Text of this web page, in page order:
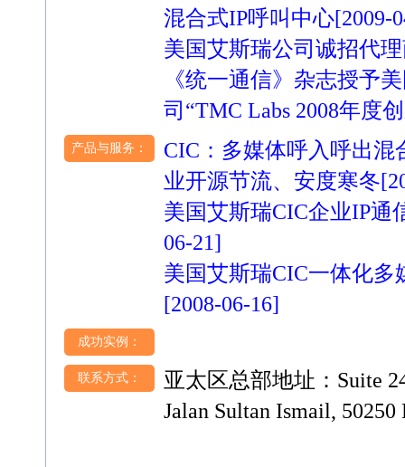
混合式IP呼叫中心[2009-
美国艾斯瑞公司诚招代
《统一通信》杂志授予
司“TMC Labs 2008年度
产品与服务：
CIC：多媒体呼入呼出
业开源节流、安度寒冬
美国艾斯瑞CIC企业IP通
06-21]
美国艾斯瑞CIC一体化
[2008-06-16]
成功实例：
联系方式：
亚太区总部地址：Suite
Jalan Sultan Ismail,